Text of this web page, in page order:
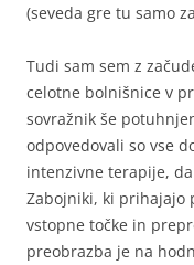
(seveda gre tu samo
Tudi sam sem z
celotne bolnišnice v
sovražnik še
odpovedovali so vse
intenzivne terapije,
Zabojniki, ki prihajajo
vstopne točke in
preobrazba je na